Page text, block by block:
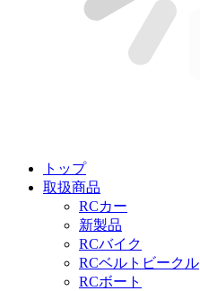
トップ
取扱商品
RCカー
新製品
RCバイク
RCベルトビークル
RCボート